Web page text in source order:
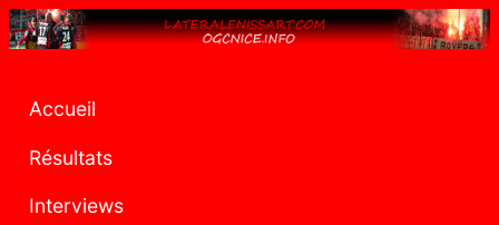
Accueil
Résultats
Interviews